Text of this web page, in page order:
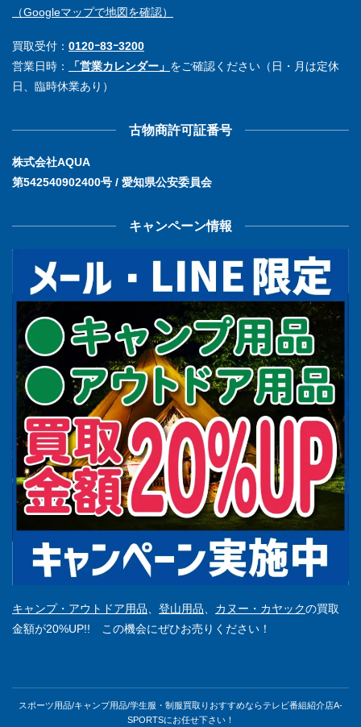
（Googleマップで地図を確認）
買取受付： 0120ｰ83ｰ3200
営業日時：
「営業カレンダー」 をご確認ください（日・月は定休
日、臨時休業あり）
古物商許可証番号
株式会社AQUA
第542540902400号 / 愛知県公安委員会
キャンペーン情報
キャンプ・アウトドア用品 登山用品 カヌー・カヤックの買取
金額が20%UP!! この機会にぜひお売りください！
スポーツ用品/キャンプ用品/学生服・制服買取りおすすめならテレビ番組紹介店A-
SPORTSにお任せ下さい！